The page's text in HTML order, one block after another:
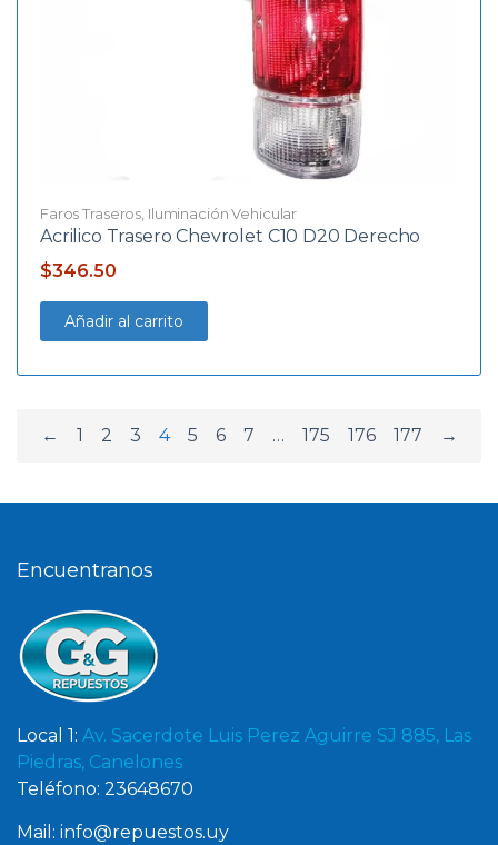
Faros Traseros Iluminación Vehicular
Acrilico Trasero Chevrolet C10 D20 Derecho
$346.50
Añadir al carrito
← 1 2 3 4 5 6 7 … 175 176 177 →
Encuentranos
Local 1: Av. Sacerdote Luis Perez Aguirre SJ 885, Las
Piedras, Canelones
Teléfono: 23648670
Mail: info@repuestos.uy